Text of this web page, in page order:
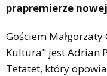
prapremierze
Gościem
Kultura" jest Adrian
Tetatet, który